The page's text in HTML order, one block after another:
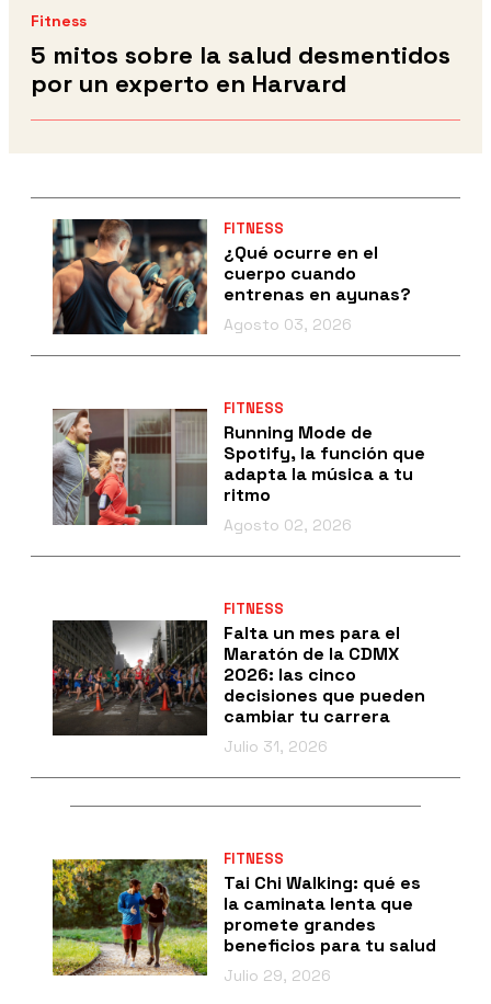
Fitness
5 mitos sobre la salud desmentidos
por un experto en Harvard
FITNESS
¿Qué ocurre en el
cuerpo cuando
entrenas en ayunas?
Agosto 03, 2026
FITNESS
Running Mode de
Spotify, la función que
adapta la música a tu
ritmo
Agosto 02, 2026
FITNESS
Falta un mes para el
Maratón de la CDMX
2026: las cinco
decisiones que pueden
cambiar tu carrera
Julio 31, 2026
FITNESS
Tai Chi Walking: qué es
la caminata lenta que
promete grandes
beneficios para tu salud
Julio 29, 2026